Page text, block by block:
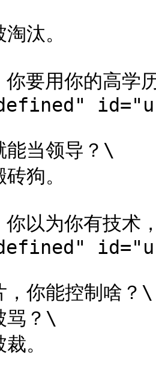
汰。
要用你的高学
能当领导？\
狗。
以为你有技术
，你能控制啥？\
骂？\
。